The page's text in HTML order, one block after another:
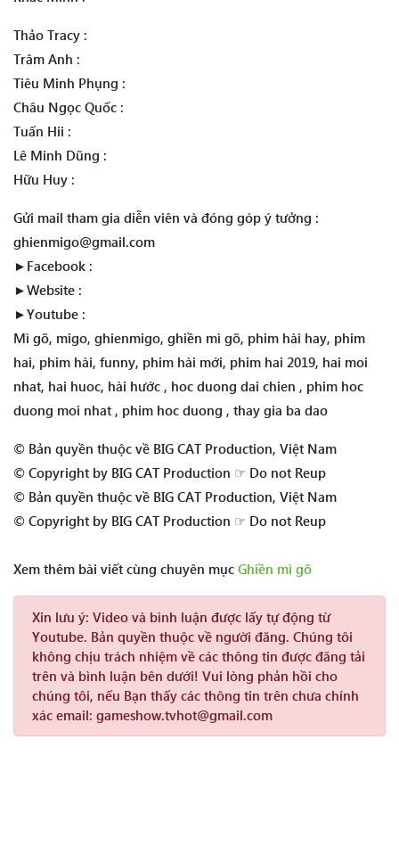
Thảo Tracy :
Trâm Anh :
Tiêu Minh Phụng :
Châu Ngọc Quốc :
Tuấn Hii :
Lê Minh Dũng :
Hữu Huy :
Gửi mail tham gia diễn viên và đóng góp ý tưởng :
ghienmigo@gmail.com
►Facebook :
►Website :
►Youtube :
Mì gõ, migo, ghienmigo, ghiền mì gõ, phim hài hay, phim
hai, phim hài, funny, phim hài mới, phim hai 2019, hai moi
nhat, hai huoc, hài hước , hoc duong dai chien , phim hoc
duong moi nhat , phim hoc duong , thay gia ba dao
© Bản quyền thuộc về BIG CAT Production, Việt Nam
© Copyright by BIG CAT Production ☞ Do not Reup
© Bản quyền thuộc về BIG CAT Production, Việt Nam
© Copyright by BIG CAT Production ☞ Do not Reup
Xem thêm bài viết cùng chuyên mục Ghiền mì gõ
Xin lưu ý: Video và bình luận được lấy tự động từ
Youtube. Bản quyền thuộc về người đăng. Chúng tôi
không chịu trách nhiệm về các thông tin được đăng tải
trên và bình luận bên dưới! Vui lòng phản hồi cho
chúng tôi, nếu Bạn thấy các thông tin trên chưa chính
xác email: gameshow.tvhot@gmail.com